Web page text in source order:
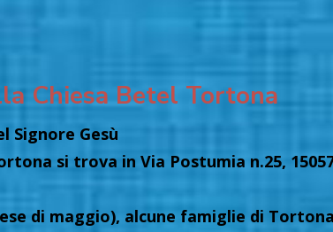
Chiesa Betel Tortona
Signore Gesù
si trova in Via Postumia n.25,
di maggio), alcune famiglie di